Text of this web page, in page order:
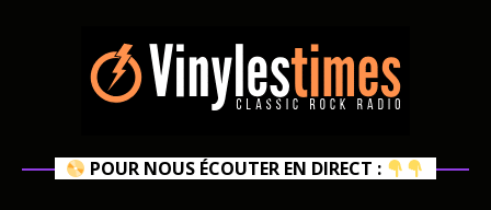
POUR NOUS ÉCOUTER EN DIRECT :